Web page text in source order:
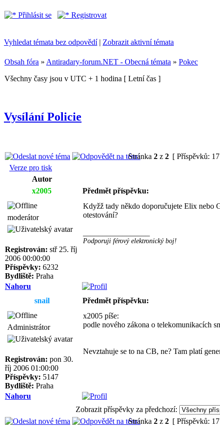
Přihlásit se Registrovat
Vyhledat témata bez odpovědí| Zobrazit aktivní témata
Obsah fóra » Antiradary-forum.NET - Obecná témata » Pokec
Všechny časy jsou v UTC + 1 hodina [ Letní čas ]
Vysílání Policie
Stránka 2 z 2 [ Příspěvků:
Verze pro tisk
Autor
x2005
Předmět příspěvku:
moderátor
Registrován: stř 25. říj
2006 00:00:00
Příspěvky: 6232
Bydliště: Praha
Kdyžž tady někdo doporučujete Elix nebo
otestování?
Podporuji férový elektronický boj!
Nahoru
snail
Předmět příspěvku:
Administrátor
Registrován: pon 30.
říj 2006 01:00:00
Příspěvky: 5147
Bydliště: Praha
x2005 píše:
podle nového zákona o telekomunikacích
Nevztahuje se to na CB, ne? Tam platí
Nahoru
Zobrazit příspěvky za předchozí:
Stránka 2 z 2 [ Příspěvků: